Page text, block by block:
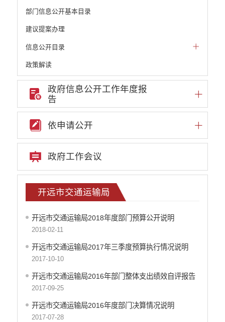
部门信息公开基本目录
建议提案办理
信息公开目录
政策解读
机构职能和权责清单
自然资源政务公开
重点领域信息公开
部门单位专栏
中共开远市委办公室
开远市人大常委会办公室
开远市人民政府办公室
中国共产党开远市委员会组织部
中共开远市委宣传部
中共开远市委统一战线工作部
中国共产党开远市委员会社会工作部
中共开远市直属机关工作委员会
中国共产党开远市委员会党校
政府信息公开工作年度报
告
依申请公开
政府工作会议
开远市交通运输局
开远市交通运输局2018年度部门预算公开说明
2018-02-11
开远市交通运输局2017年三季度预算执行情况说明
2017-10-10
开远市交通运输局2016年部门整体支出绩效自评报告
2017-09-25
开远市交通运输局2016年度部门决算情况说明
2017-07-28